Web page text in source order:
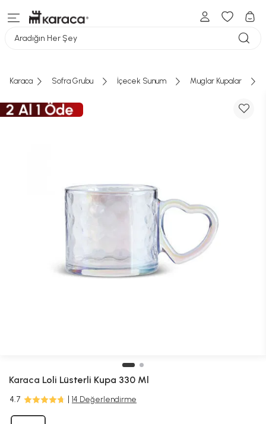
Aradığın Her Şey
Karaca Sofra Grubu İçecek Sunum Muglar Kupalar
Karaca Loli Lüsterli Kupa 330 Ml
4.7 14 Değerlendirme